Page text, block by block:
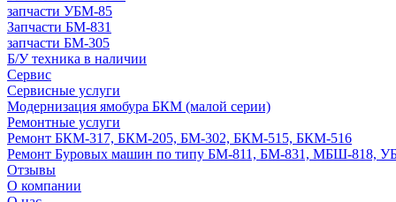
запчасти УБМ-85
Запчасти БМ-831
запчасти БМ-305
Б/У техника в наличии
Сервис
Сервисные услуги
Модернизация ямобура БКМ (малой серии)
Ремонтные услуги
Ремонт БКМ-317, БКМ-205, БМ-302, БКМ-515, БКМ-516
Ремонт Буровых машин по типу БМ-811, БМ-831, МБШ-818,
Отзывы
О компании